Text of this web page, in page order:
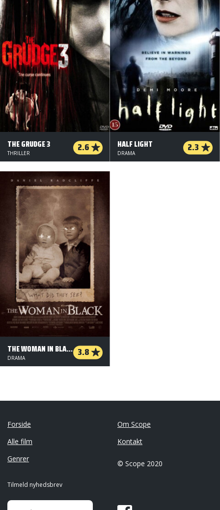
THE GRUDGE 3 2.6
THRILLER
HALF LIGHT 2.3
DRAMA
THE WOMAN IN BLACK 3.8
DRAMA
Forside
Alle film
Genrer
Om Scope
Kontakt
© Scope 2020
Tilmeld nyhedsbrev